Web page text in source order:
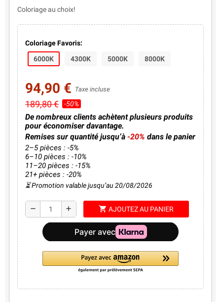
Coloriage au choix!
Coloriage Favoris:
6000K
4300K 5000K 8000K
94,90 € Taxe incluse
189,80 € -50%
De nombreux clients achètent plusieurs produits
pour économiser davantage.
Remises sur quantité jusqu’à-20% dans le panier
2–5 pièces : -5%
6–10 pièces : -10%
11–20 pièces : -15%
21+ pièces : -20%
⏳ Promotion valable jusqu’au 20/08/2026
remove add shopping_cart AJOUTEZ AU PANIER